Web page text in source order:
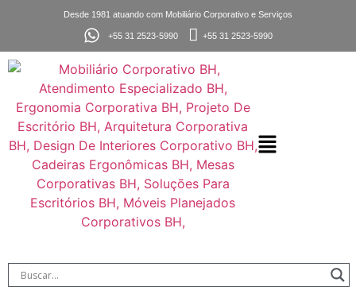
Desde 1981 atuando com Mobiliário Corporativo e Serviços
+55 31 2523-5990 +55 31 2523-5990